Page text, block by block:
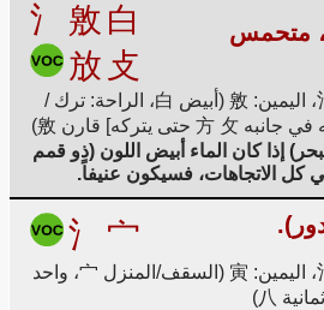
متحمس 氵 敫 白
放 攴
اليسار: الماء 氵، اليمين: 敫 (أبيض 白، الراحة: ترك /
إذا كان الماء أبيض اللون (ذو قمم
كل الاتجاهات، فسيكون عنيفاً.
氵 宀
اليسار: الماء 氵، اليمين: 寅 (السقف/المنزل 宀، واحد